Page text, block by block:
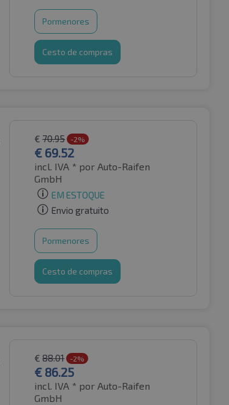
Pormenores
Cesto de compras
€ 70.95 -2%
€ 69.52
incl. IVA * por Auto-Raifen
GmbH
EM ESTOQUE
Envio gratuito
Pormenores
Cesto de compras
€ 88.01 -2%
€ 86.25
incl. IVA * por Auto-Raifen
GmbH